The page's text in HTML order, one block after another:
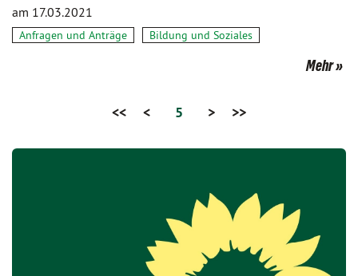
am 17.03.2021
Anfragen und Anträge Bildung und Soziales
Mehr
<< < 5 > >>